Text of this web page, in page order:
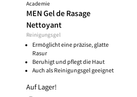
Academie
MEN Gel de Rasage
Nettoyant
Reinigungsgel
Ermöglicht eine präzise, glatte
Rasur
Beruhigt und pflegt die Haut
Auch als Reinigungsgel geeignet
Auf Lager!